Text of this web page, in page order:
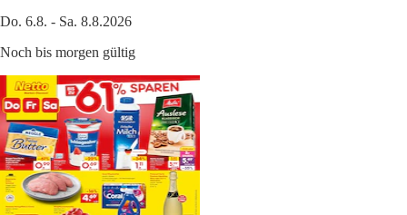
Do. 6.8. - Sa. 8.8.2026
Noch bis morgen gültig